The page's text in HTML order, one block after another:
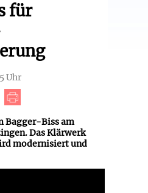
für
Uhr
Bagger-Biss am
Das Klärwerk
modernisiert und